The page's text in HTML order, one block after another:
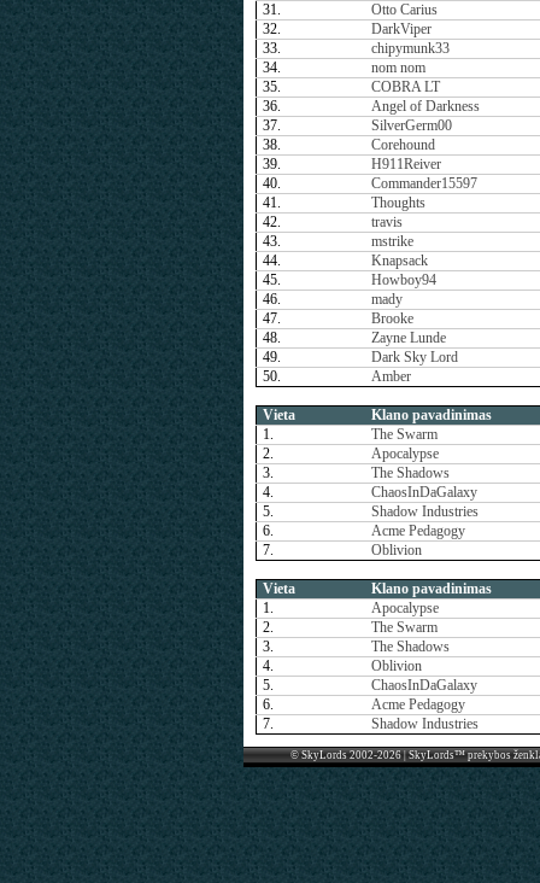
31.
Otto Carius
32.
DarkViper
33.
chipymunk33
34.
nom nom
35.
COBRA LT
36.
Angel of Darkness
37.
SilverGerm00
38.
Corehound
39.
H911Reiver
40.
Commander15597
41.
Thoughts
42.
travis
43.
mstrike
44.
Knapsack
45.
Howboy94
46.
mady
47.
Brooke
48.
Zayne Lunde
49.
Dark Sky Lord
50.
Amber
Vieta
Klano pavadinimas
1.
The Swarm
2.
Apocalypse
3.
The Shadows
4.
ChaosInDaGalaxy
5.
Shadow Industries
6.
Acme Pedagogy
7.
Oblivion
Vieta
Klano pavadinimas
1.
Apocalypse
2.
The Swarm
3.
The Shadows
4.
Oblivion
5.
ChaosInDaGalaxy
6.
Acme Pedagogy
7.
Shadow Industries
© SkyLords 2002-2026 | SkyLords™ prekybos